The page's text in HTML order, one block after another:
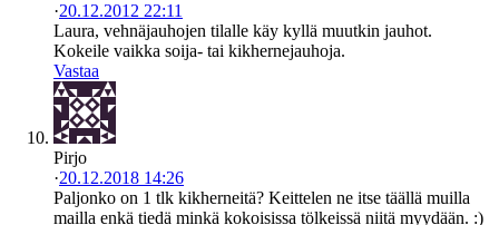
·20.12.2012 22:11
Laura, vehnäjauhojen tilalle käy kyllä muutkin jauhot.
Kokeile vaikka soija- tai kikhernejauhoja.
Vastaa
Pirjo
·20.12.2018 14:26
Paljonko on 1 tlk kikherneitä? Keittelen ne itse täällä muilla
mailla enkä tiedä minkä kokoisissa tölkeissä niitä myydään. :)